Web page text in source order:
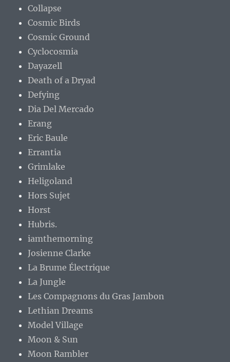
Collapse
Cosmic Birds
Cosmic Ground
Cyclocosmia
Dayazell
Death of a Dryad
Defying
Dia Del Mercado
Erang
Eric Baule
Errantia
Grimlake
Heligoland
Hors Sujet
Horst
Hubris.
iamthemorning
Josienne Clarke
La Brume Électrique
La Jungle
Les Compagnons du Gras Jambon
Lethian Dreams
Model Village
Moon & Sun
Moon Rambler